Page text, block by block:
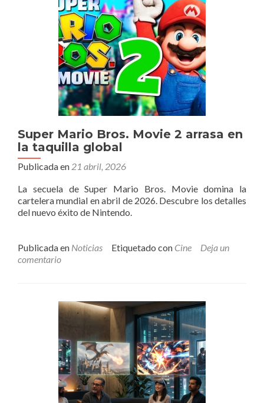
Super Mario Bros. Movie 2 arrasa en
la taquilla global
Publicada en 21 abril, 2026
La secuela de Super Mario Bros. Movie domina la
cartelera mundial en abril de 2026. Descubre los detalles
del nuevo éxito de Nintendo.
Publicada en Noticias Etiquetado con Cine
Deja un
comentario